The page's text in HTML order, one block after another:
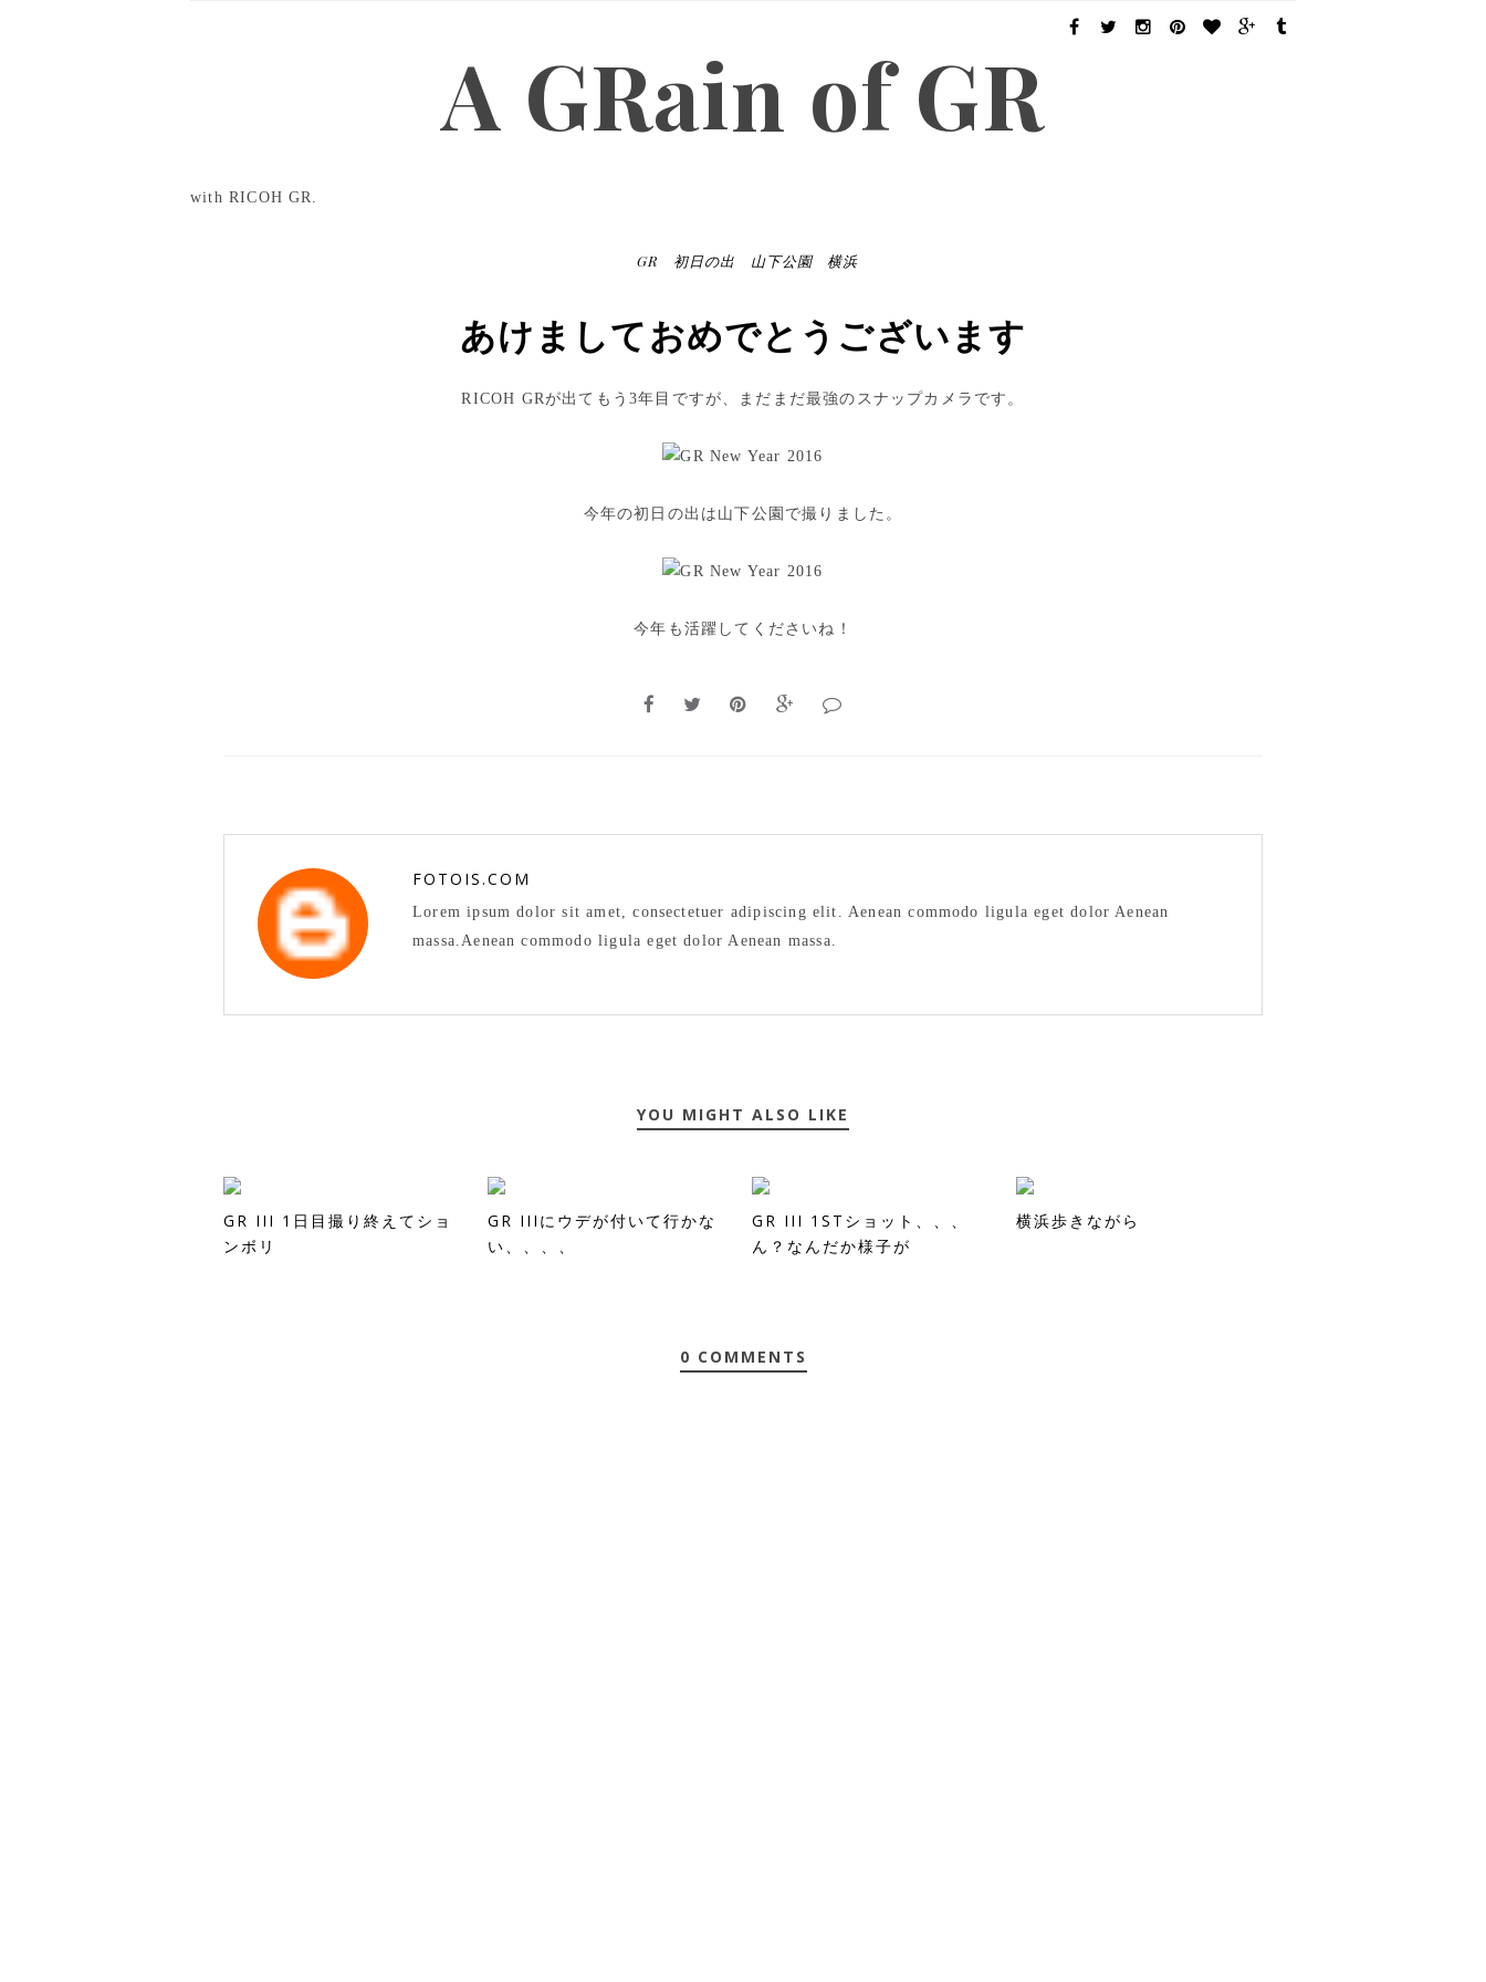
A GRain of GR
with RICOH GR.
GR 初日の出 山下公園 横浜
あけましておめでとうございます
RICOH GRが出てもう3年目ですが、まだまだ最強のスナップカメラです。
今年の初日の出は山下公園で撮りました。
今年も活躍してくださいね！
FOTOIS.COM
Lorem ipsum dolor sit amet, consectetuer adipiscing elit. Aenean commodo ligula eget dolor Aenean
massa.Aenean commodo ligula eget dolor Aenean massa.
YOU MIGHT ALSO LIKE
GR III 1日目撮り終えてショ
ンボリ
GR IIIにウデが付いて行かな
い、、、、
GR III 1STショット、、、
ん？なんだか様子が
横浜歩きながら
0 COMMENTS